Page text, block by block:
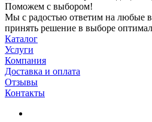
Поможем с выбором!
Мы с радостью ответим на любые
принять решение в выборе
Каталог
Услуги
Компания
Доставка и оплата
Отзывы
Контакты